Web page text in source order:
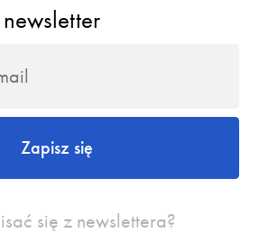
Zapisz się
się z newslettera?